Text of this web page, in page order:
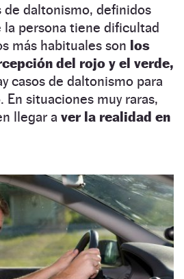
de daltonismo, definidos
la persona tiene dificultad
más habituales son los
del rojo y el verde,
casos de daltonismo para
En situaciones muy raras,
llegar a ver la realidad en